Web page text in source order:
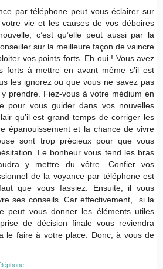
par téléphone peut vous éclairer sur
votre vie et les causes de vos déboires
c’est qu’elle peut aussi par la
sur la meilleure façon de vaincre
vos points forts. Eh oui ! Vous avez
forts à mettre en avant même s’il est
les ignorez ou que vous ne savez pas
prendre. Fiez-vous à votre médium en
pour vous guider dans vos nouvelles
qu’il est grand temps de corriger les
épanouissement et la chance de vivre
sont trop précieux pour que vous
Le bonheur vous tend les bras
y mettre du vôtre. Confier vos
de la voyance par téléphone est
que vous fassiez. Ensuite, il vous
ses conseils. Car effectivement, si la
peut vous donner les éléments utiles
de décision finale vous reviendra
le faire à votre place. Donc, à vous de